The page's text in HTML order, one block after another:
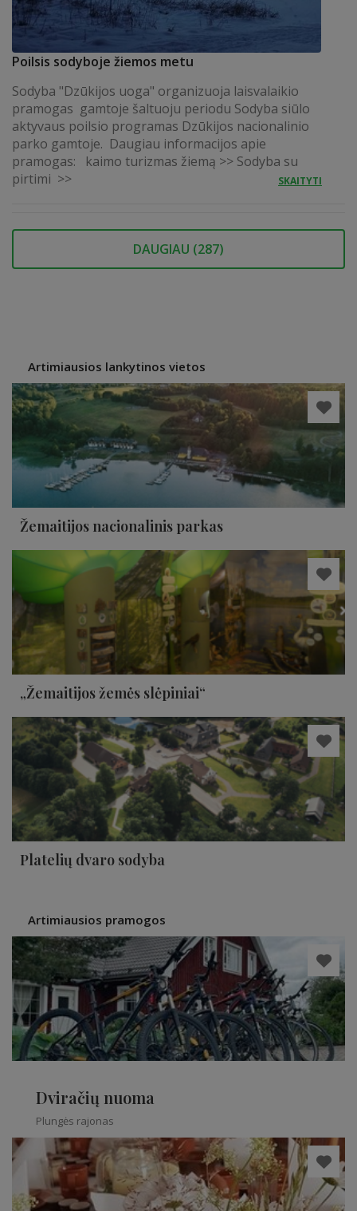
Poilsis sodyboje žiemos metu
Sodyba "Dzūkijos uoga" organizuoja laisvalaikio
pramogas gamtoje šaltuoju periodu Sodyba siūlo
aktyvaus poilsio programas Dzūkijos nacionalinio
parko gamtoje. Daugiau informacijos apie
pramogas: kaimo turizmas žiemą >> Sodyba su
pirtimi >>
SKAITYTI
DAUGIAU (287)
Artimiausios lankytinos vietos
Žemaitijos nacionalinis parkas
„Žemaitijos žemės slėpiniai“
Platelių dvaro sodyba
Artimiausios pramogos
Dviračių nuoma
Plungės rajonas